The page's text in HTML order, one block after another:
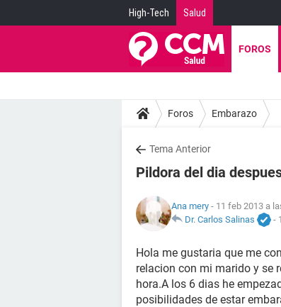
High-Tech Salud
FOROS
Foros Embarazo
Tema Anterior
Pildora del dia
Ana mery - 11 feb 2013 a
Dr. Carlos Salinas
-
Hola me gustaria que me
relacion con mi marido y se
hora.A los 6 dias he
posibilidades de estar